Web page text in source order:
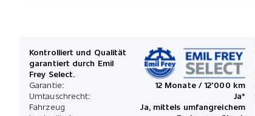
Kontrolliert und Qualität
garantiert durch Emil
Frey Select.
Garantie:
12 Monate / 12'000 km
Umtauschrecht:
Ja*
Fahrzeug
Ja, mittels umfangreichem